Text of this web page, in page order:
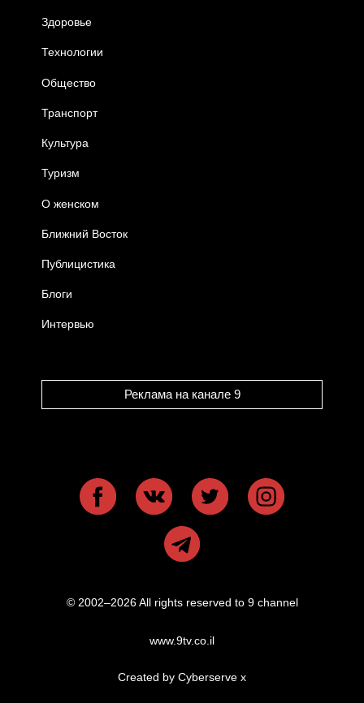
Здоровье
Технологии
Общество
Транспорт
Культура
Туризм
О женском
Ближний Восток
Публицистика
Блоги
Интервью
Реклама на канале 9
© 2002–2026 All rights reserved to 9 channel
www.9tv.co.il
Created by Cyberserve x